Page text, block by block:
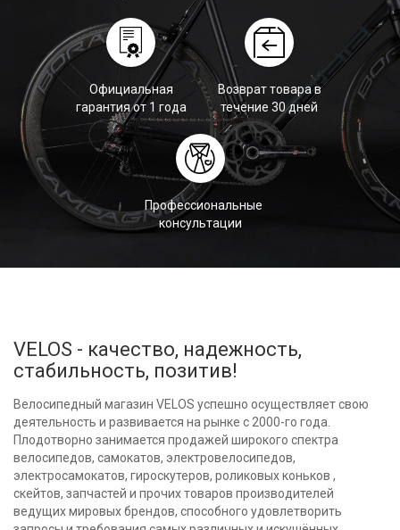
Официальная
гарантия от 1 года
Возврат товара в
течение 30 дней
Профессиональные
консультации
VELOS - качество, надежность,
стабильность, позитив!
Велосипедный магазин VELOS успешно осуществляет свою
деятельность и развивается на рынке с 2000-го года.
Плодотворно занимается продажей широкого спектра
велосипедов, самокатов, электровелосипедов,
электросамокатов, гироскутеров, роликовых коньков ,
скейтов, запчастей и прочих товаров производителей
ведущих мировых брендов, способного удовлетворить